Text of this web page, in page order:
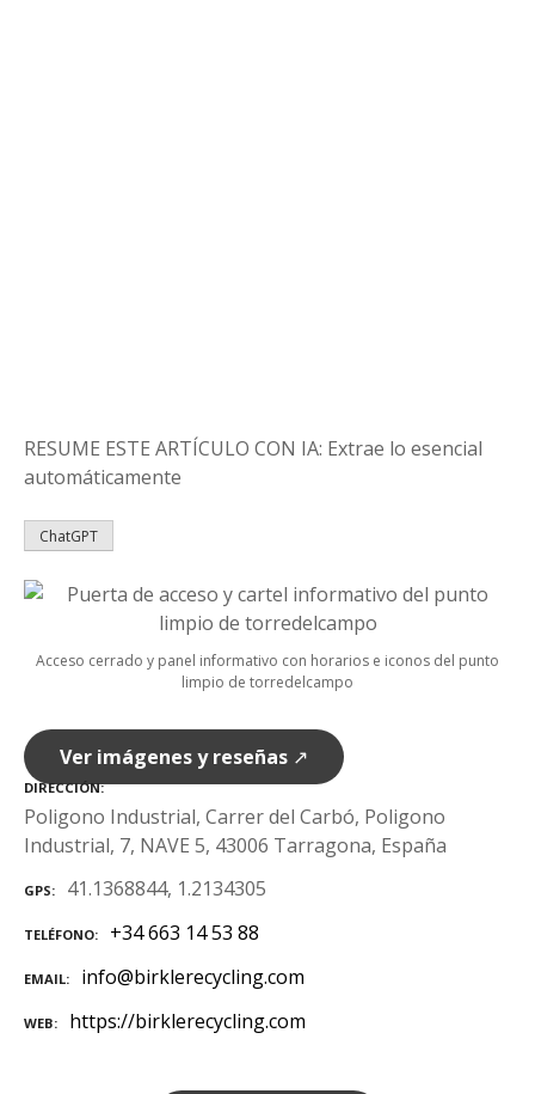
RESUME ESTE ARTÍCULO CON IA: Extrae lo esencial
automáticamente
ChatGPT
Acceso cerrado y panel informativo con horarios e iconos del punto
limpio de torredelcampo
Ver imágenes y reseñas ↗
DIRECCIÓN
Poligono Industrial, Carrer del Carbó, Poligono
Industrial, 7, NAVE 5, 43006 Tarragona, España
GPS 41.1368844, 1.2134305
TELÉFONO +34 663 14 53 88
EMAIL info@birklerecycling.com
WEB https://birklerecycling.com